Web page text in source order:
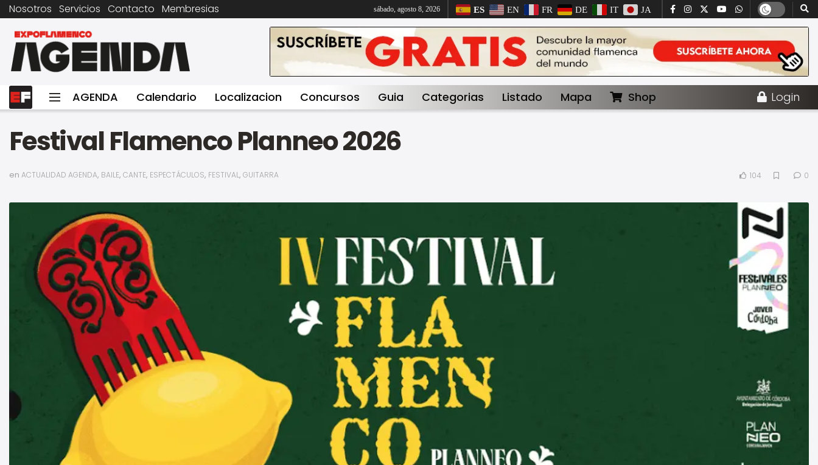
Nosotros Servicios Contacto Membresias sábado, agosto 8, 2026 ES EN FR DE IT JA
AGENDA Calendario Localizacion Concursos Guia Categorias Listado Mapa Shop Login
Festival Flamenco Planneo 2026
en ACTUALIDAD AGENDA, BAILE, CANTE, ESPECTÁCULOS, FESTIVAL, GUITARRA 104 0